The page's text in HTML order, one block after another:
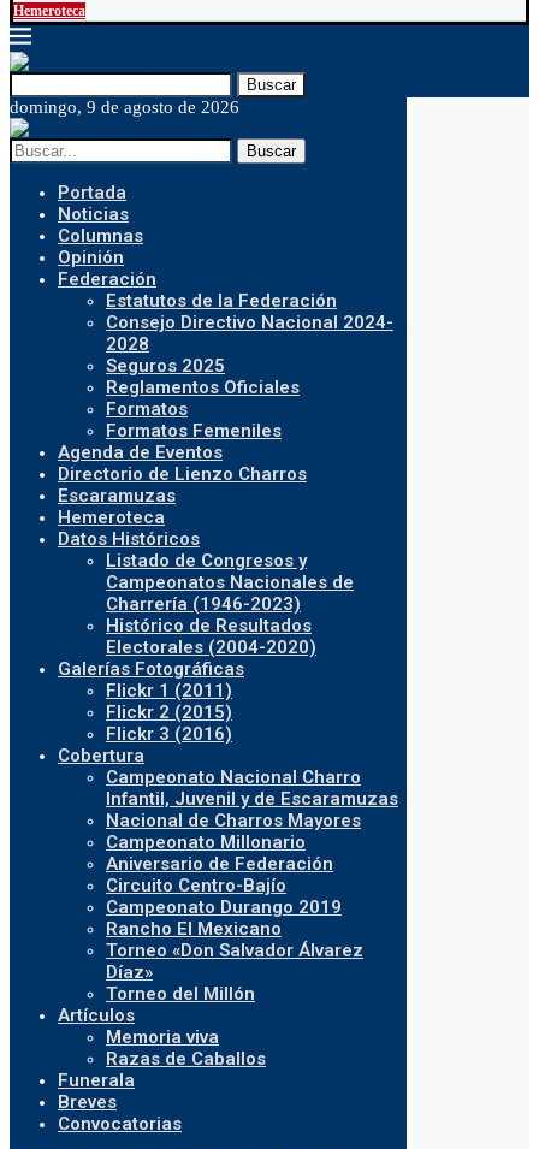
Hemeroteca
Buscar
domingo, 9 de agosto de 2026
Buscar
Portada
Noticias
Columnas
Opinión
Federación
Estatutos de la Federación
Consejo Directivo Nacional 2024-
2028
Seguros 2025
Reglamentos Oficiales
Formatos
Formatos Femeniles
Agenda de Eventos
Directorio de Lienzo Charros
Escaramuzas
Hemeroteca
Datos Históricos
Listado de Congresos y
Campeonatos Nacionales de
Charrería (1946-2023)
Histórico de Resultados
Electorales (2004-2020)
Galerías Fotográficas
Flickr 1 (2011)
Flickr 2 (2015)
Flickr 3 (2016)
Cobertura
Campeonato Nacional Charro
Infantil, Juvenil y de Escaramuzas
Nacional de Charros Mayores
Campeonato Millonario
Aniversario de Federación
Circuito Centro-Bajío
Campeonato Durango 2019
Rancho El Mexicano
Torneo «Don Salvador Álvarez
Díaz»
Torneo del Millón
Artículos
Memoria viva
Razas de Caballos
Funerala
Breves
Convocatorias